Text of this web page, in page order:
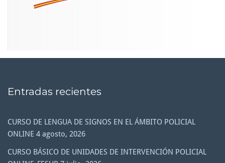
Entradas recientes
CURSO DE LENGUA DE SIGNOS EN EL ÁMBITO POLICIAL
ONLINE 4 agosto, 2026
CURSO BÁSICO DE UNIDADES DE INTERVENCIÓN POLICIAL